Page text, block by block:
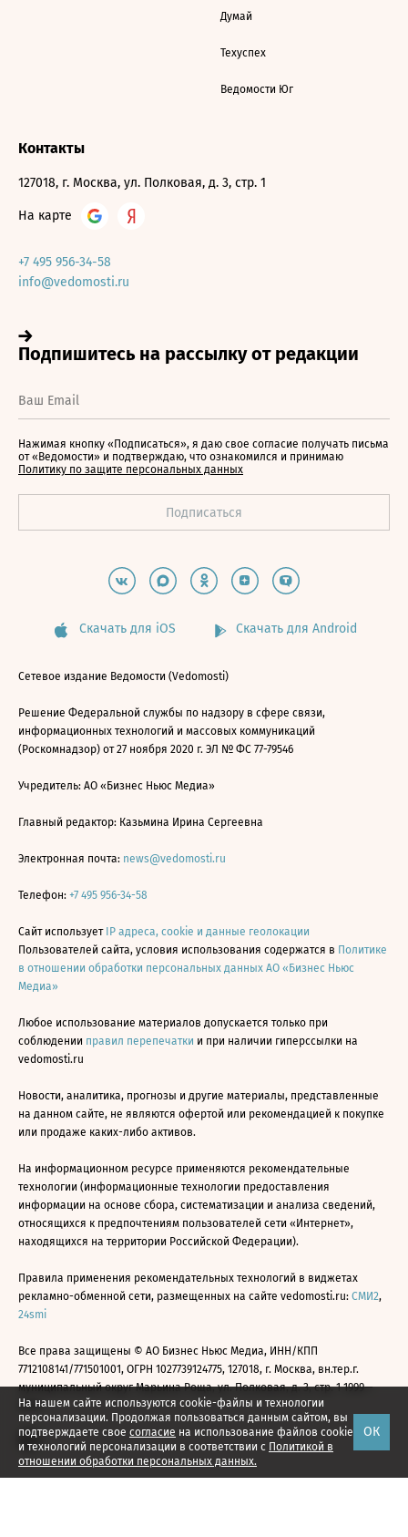
На нашем сайте используются cookie-файлы и технологии
персонализации. Продолжая пользоваться данным сайтом, вы
подтверждаете свое согласие на использование файлов cookie
и технологий персонализации в соответствии с Политикой в
отношении обработки персональных данных.
ОК
Думай
Техуспех
Ведомости Юг
Контакты
127018, г. Москва, ул. Полковая, д. 3, стр. 1
На карте
+7 495 956-34-58
info@vedomosti.ru
Нажимая кнопку «Подписаться», я даю свое согласие получать письма
от «Ведомости» и подтверждаю, что ознакомился и принимаю
Политику по защите персональных данных
Скачать для iOS Скачать для Android
Сетевое издание Ведомости (Vedomosti)
Решение Федеральной службы по надзору в сфере связи,
информационных технологий и массовых коммуникаций
(Роскомнадзор) от 27 ноября 2020 г. ЭЛ № ФС 77-79546
Учредитель: АО «Бизнес Ньюс Медиа»
Главный редактор: Казьмина Ирина Сергеевна
Электронная почта: news@vedomosti.ru
Телефон: +7 495 956-34-58
Сайт использует IP адреса, cookie и данные геолокации
Пользователей сайта, условия использования содержатся в Политике
в отношении обработки персональных данных АО «Бизнес Ньюс
Медиа»
Любое использование материалов допускается только при
соблюдении правил перепечатки и при наличии гиперссылки на
vedomosti.ru
Новости, аналитика, прогнозы и другие материалы, представленные
на данном сайте, не являются офертой или рекомендацией к покупке
или продаже каких-либо активов.
На информационном ресурсе применяются рекомендательные
технологии (информационные технологии предоставления
информации на основе сбора, систематизации и анализа сведений,
относящихся к предпочтениям пользователей сети «Интернет»,
находящихся на территории Российской Федерации).
Правила применения рекомендательных технологий в виджетах
рекламно-обменной сети, размещенных на сайте vedomosti.ru: СМИ2,
24smi
Все права защищены © АО Бизнес Ньюс Медиа, ИНН/КПП
7712108141/771501001, ОГРН 1027739124775, 127018, г. Москва, вн.тер.г.
муниципальный округ Марьина Роща, ул. Полковая, д. 3, стр. 1 1999—
2026